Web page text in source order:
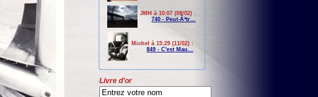
JMH à 10:07 (08/02) :
740 - Peut-Ãªtr...
Michel à 15:29 (11/02) :
849 - C'est Mau...
Livre d'or